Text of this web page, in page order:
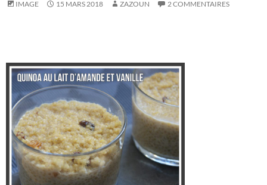
IMAGE 15 MARS 2018 ZAZOUN 2 COMMENTAIRES